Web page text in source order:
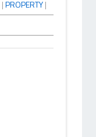
|PROPERTY|